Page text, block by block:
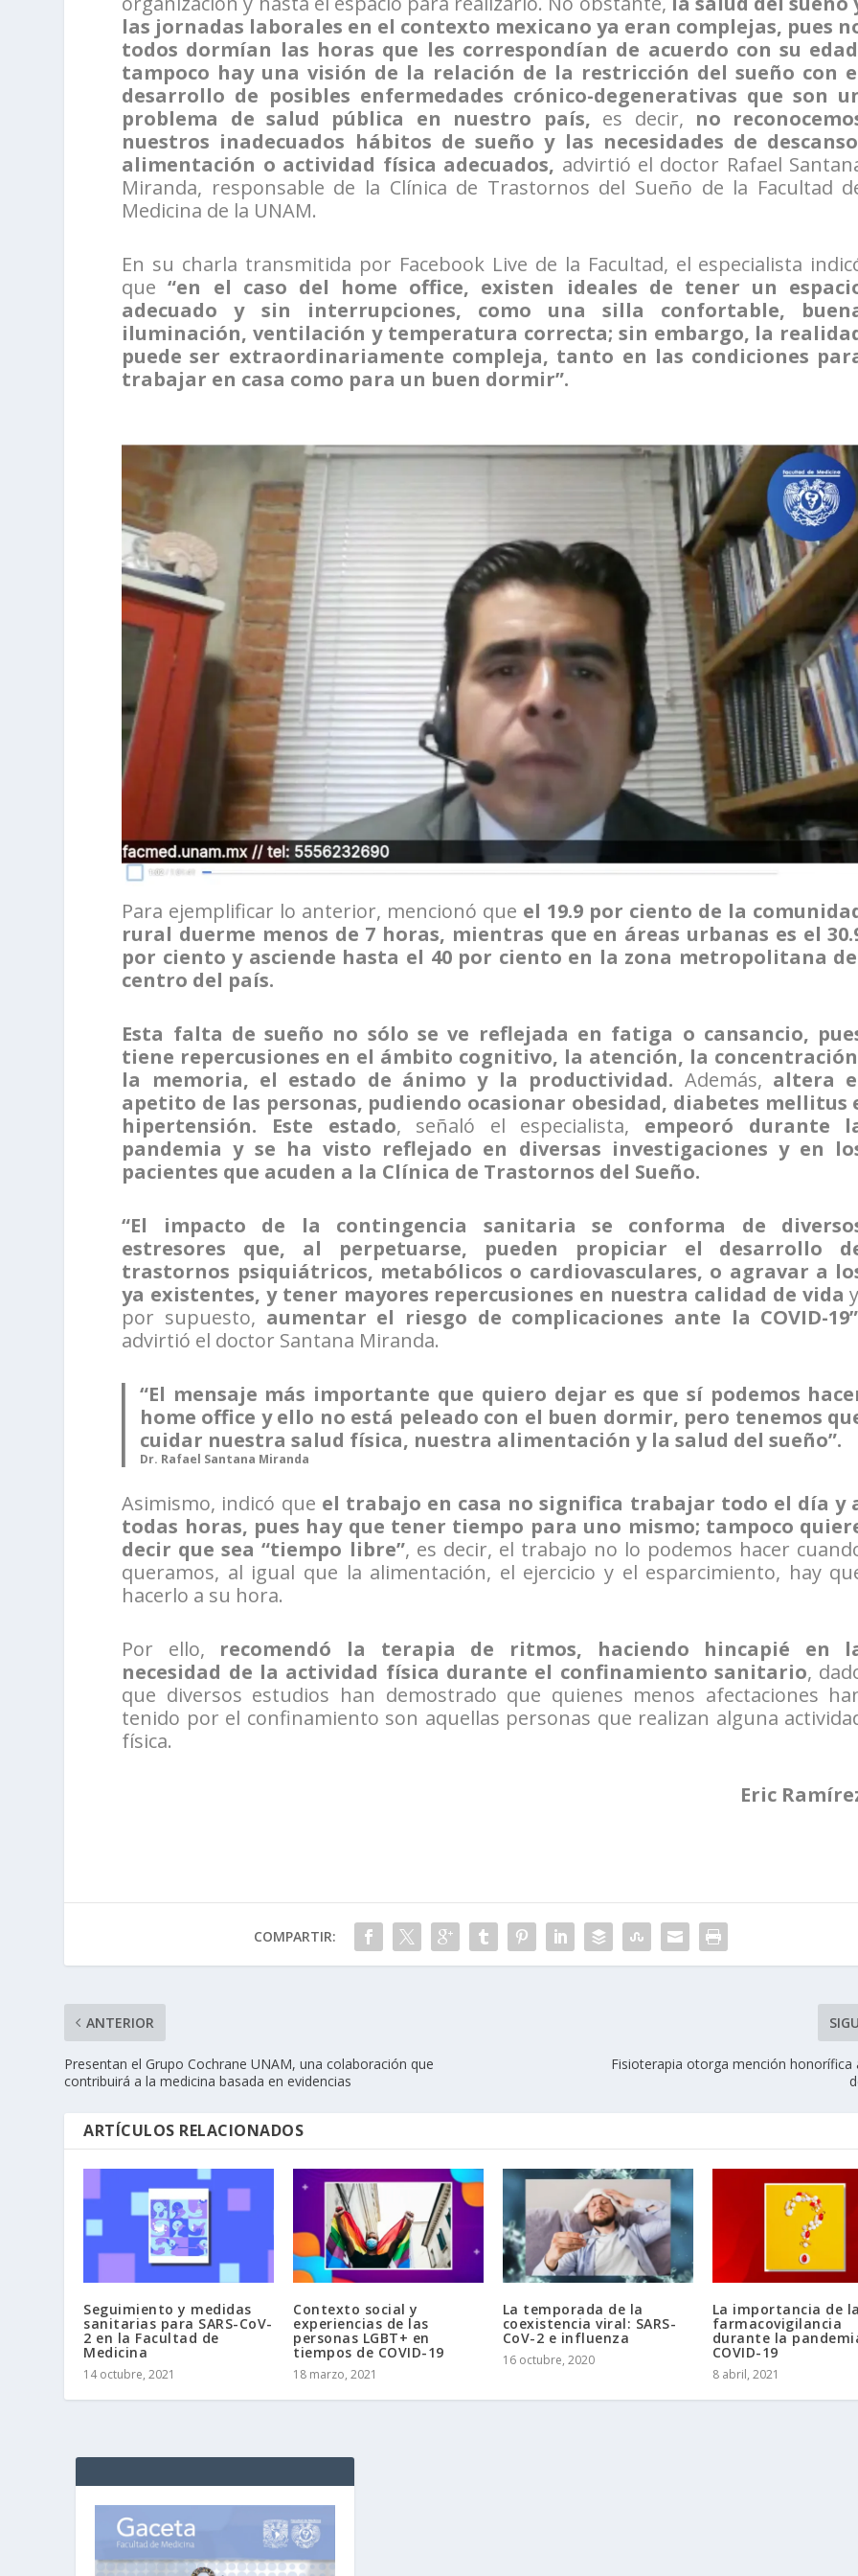
las jornadas laborales en el contexto mexicano ya eran complejas, pues
todos dormían las horas que les correspondían de acuerdo con su
tampoco hay una visión de la relación de la restricción del sueño con
desarrollo de posibles enfermedades crónico-degenerativas que son
problema de salud pública en nuestro país, es decir, no
nuestros inadecuados hábitos de sueño y las necesidades de
alimentación o actividad física adecuados, advirtió el doctor Rafael
Miranda, responsable de la Clínica de Trastornos del Sueño de la Facultad
Medicina de la UNAM.
En su charla transmitida por Facebook Live de la Facultad, el especialista
que“en el caso del home office, existen ideales de tener un
adecuado y sin interrupciones, como una silla confortable,
iluminación, ventilación y temperatura correcta; sin embargo, la
puede ser extraordinariamente compleja, tanto en las condiciones
trabajar en casa como para un buen dormir”.
Para ejemplificar lo anterior, mencionó que el 19.9 por ciento de la
rural duerme menos de 7 horas, mientras que en áreas urbanas es el
por ciento y asciende hasta el 40 por ciento en la zona metropolitana
centro del país.
Esta falta de sueño no sólo se ve reflejada en fatiga o cansancio,
tiene repercusiones en el ámbito cognitivo, la atención, la
la memoria, el estado de ánimo y la productividad. Además, altera
apetito de las personas, pudiendo ocasionar obesidad, diabetes mellitus
hipertensión.
Este estado, señaló el especialista, empeoró durante
pandemia y se ha visto reflejado en diversas investigaciones y en
pacientes que acuden a la Clínica de Trastornos del Sueño.
“El impacto de la contingencia sanitaria se conforma de
estresores que, al perpetuarse, pueden propiciar el desarrollo
trastornos psiquiátricos, metabólicos o cardiovasculares, o agravar a
ya existentes, y tener mayores repercusiones en nuestra calidad de vida
por supuesto, aumentar el riesgo de complicaciones ante la COVID-
advirtió el doctor Santana Miranda.
“El mensaje más importante que quiero dejar es que sí podemos
home office y ello no está peleado con el buen dormir, pero tenemos
cuidar nuestra salud física, nuestra alimentación y la salud del sueño”.
Dr. Rafael Santana Miranda
Asimismo, indicó que el trabajo en casa no significa trabajar todo el día y
todas horas, pues hay que tener tiempo para uno mismo; tampoco
decir que sea “tiempo libre”, es decir, el trabajo no lo podemos hacer
queramos, al igual que la alimentación, el ejercicio y el esparcimiento, hay
hacerlo a su hora.
Por ello, recomendó la terapia de ritmos, haciendo hincapié en
necesidad de la actividad física durante el confinamiento sanitario,
que diversos estudios han demostrado que quienes menos afectaciones
tenido por el confinamiento son aquellas personas que realizan alguna
física.
Eric
COMPARTIR:
ANTERIOR
Presentan el Grupo Cochrane UNAM, una colaboración que
contribuirá a la medicina basada en evidencias
Fisioterapia otorga mención honorífica
ARTÍCULOS RELACIONADOS
Seguimiento y medidas
sanitarias para SARS-CoV-
2 en la Facultad de
Medicina
14 octubre, 2021
Contexto social y
experiencias de las
personas LGBT+ en
tiempos de COVID-19
18 marzo, 2021
La temporada de la
coexistencia viral: SARS-
CoV-2 e influenza
16 octubre, 2020
La importancia de la
farmacovigilancia
durante la
COVID-19
8 abril, 2021